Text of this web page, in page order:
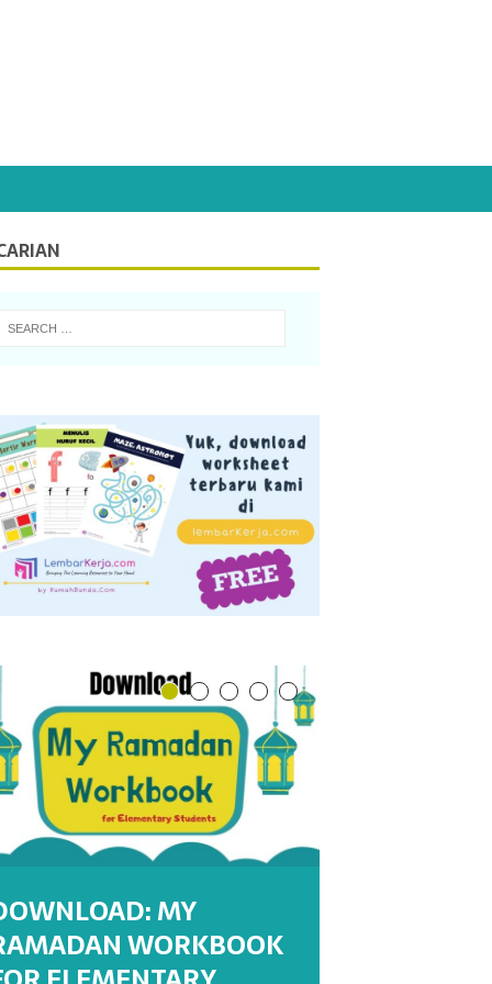
MY
WORKBOOK
: MY
: MY
: MENULIS